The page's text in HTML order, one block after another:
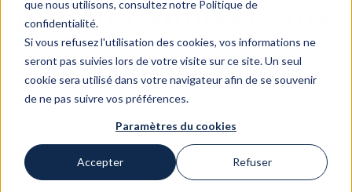
que nous utilisons, consultez notre Politique de
confidentialité.
Si vous refusez l'utilisation des cookies, vos informations ne
seront pas suivies lors de votre visite sur ce site. Un seul
cookie sera utilisé dans votre navigateur afin de se souvenir
de ne pas suivre vos préférences.
Paramètres du cookies
Accepter Refuser
premier anniversaire